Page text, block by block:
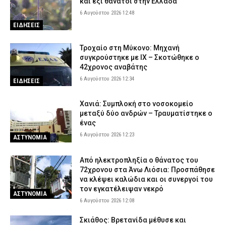
ΕΙΔΗΣΕΙΣ
6 Αυγούστου 2026 12:48
ΕΙΔΗΣΕΙΣ
Τροχαίο στη Μύκονο: Μηχανή
συγκρούστηκε με ΙΧ – Σκοτώθηκε ο
42χρονος αναβάτης
6 Αυγούστου 2026 12:34
ΑΣΤΥΝΟΜΙΑ
Χανιά: Συμπλοκή στο νοσοκομείο
μεταξύ δύο ανδρών – Τραυματίστηκε ο
ένας
6 Αυγούστου 2026 12:23
ΑΣΤΥΝΟΜΙΑ
Από ηλεκτροπληξία ο θάνατος του
72χρονου στα Άνω Λιόσια: Προσπάθησε
να κλέψει καλώδια και οι συνεργοί του
τον εγκατέλειψαν νεκρό
6 Αυγούστου 2026 12:08
Σκιάθος: Βρετανίδα μέθυσε και